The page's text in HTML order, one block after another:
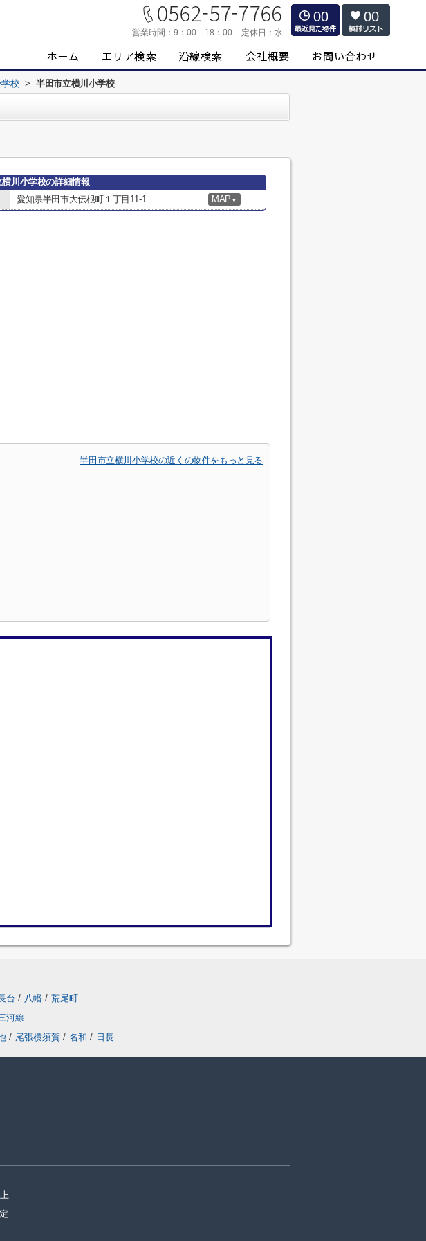
営業時間： 9：00－18：00 定休日： 水
00 00
校 > 半田市立横川小学校
横川小学校の詳細情報
愛知県半田市大伝根町１丁目11-1 MAP ▼
半田市立横川小学校の近くの物件をもっと見る
台 / 八幡 / 荒尾町
河線
/ 尾張横須賀 / 名和 / 日長